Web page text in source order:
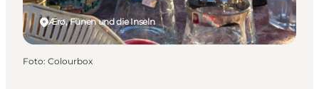
Ærø, Fünen und die Inseln
Foto: Colourbox